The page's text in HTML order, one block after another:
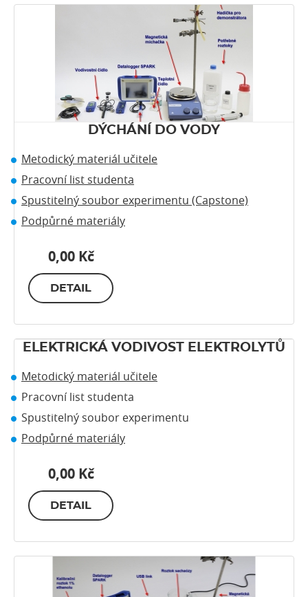
DÝCHÁNÍ DO VODY
Metodický materiál učitele
Pracovní list studenta
Spustitelný soubor experimentu (Capstone)
Podpůrné materiály
0,00 Kč
DETAIL
ELEKTRICKÁ VODIVOST ELEKTROLYTŮ
Metodický materiál učitele
Pracovní list studenta
Spustitelný soubor experimentu
Podpůrné materiály
0,00 Kč
DETAIL